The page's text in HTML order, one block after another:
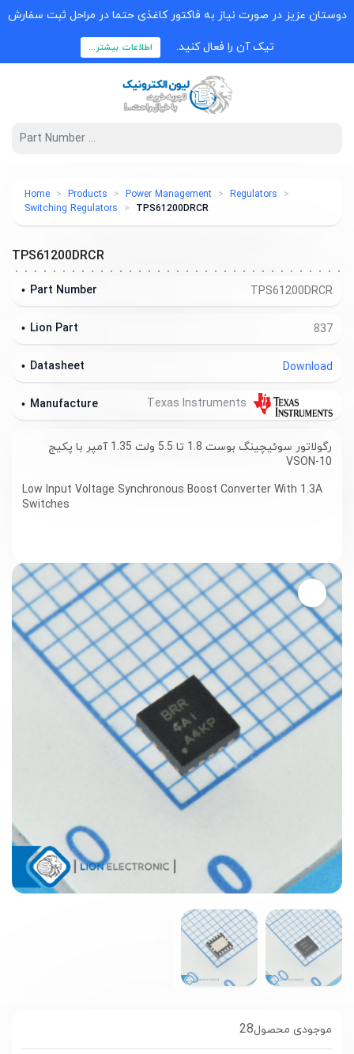
دوستان عزیز در صورت نیاز به فاکتور کاغذی حتما در مراحل ثبت سفارش
تیک آن را فعال کنید. اطلاعات بیشتر...
Home Products Power Management
Regulators
Switching Regulators
TPS61200DRCR
28موجودی محصول
TPS61200DRCR
TPS61200DRCR
Part Number
837
Lion Part
Download
Datasheet
Manufacture
رگولاتور سوئیچینگ بوست 1.8 تا 5.5 ولت 1.35 آمپر با پکیج
VSON-10
Low Input Voltage Synchronous Boost Converter With 1.3A
Switches